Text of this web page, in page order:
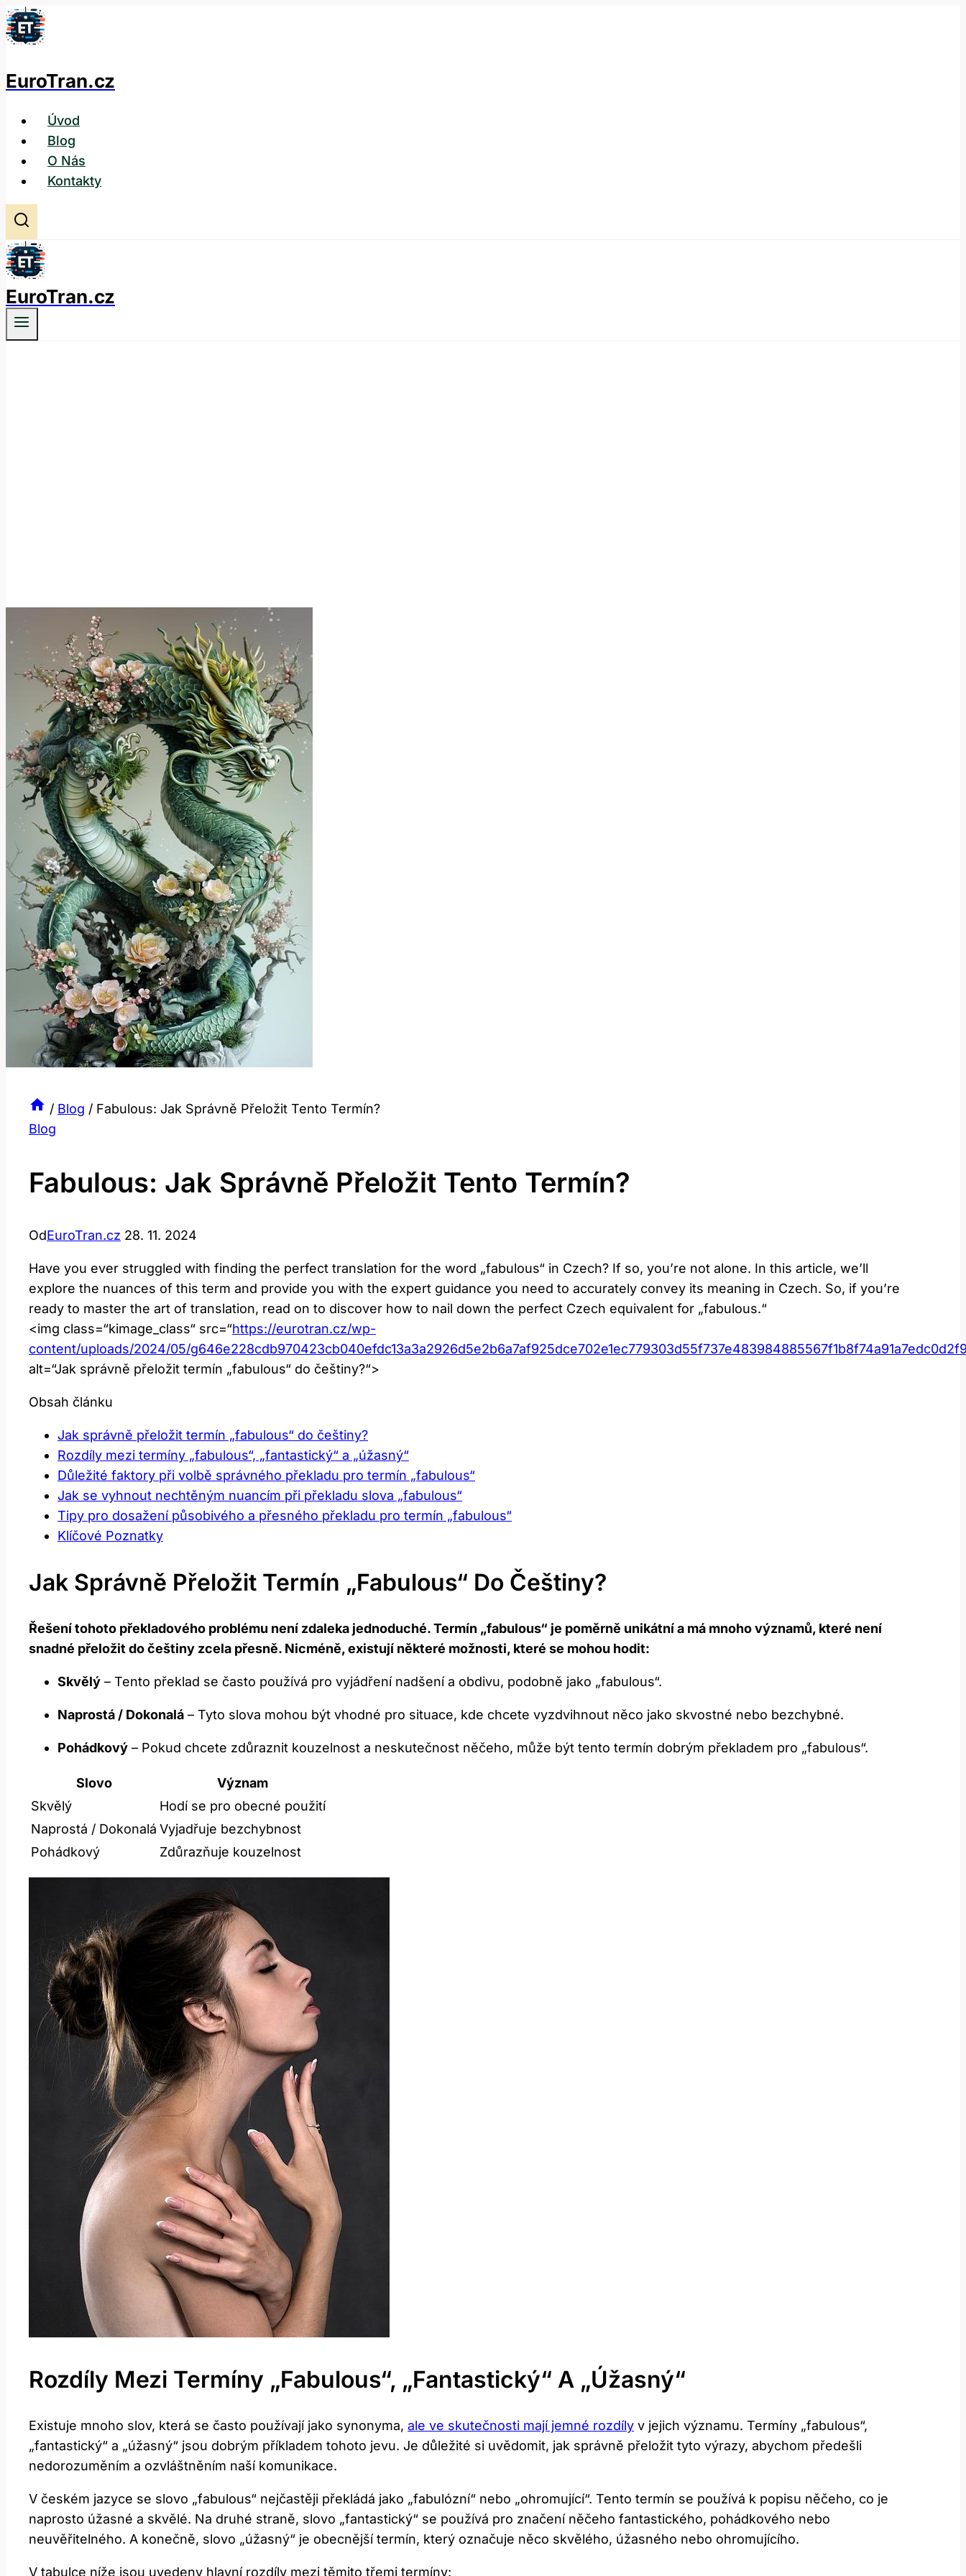
Přeskočit
na
EuroTran.cz
Úvod
Blog
O Nás
Kontakty
EuroTran.cz
/ Blog / Fabulous: Jak Správně Přeložit Tento Termín?
Blog
Fabulous: Jak Správně Přeložit Tento Termín?
OdEuroTran.cz 28. 11. 2024
Have you ever struggled with finding the perfect translation for the word „fabulous“ in Czech? If so, you’re not alone. In this article, we’ll
explore the nuances of this term and provide you with the expert guidance you need to accurately convey its meaning in Czech. So, if you’re
ready to master the art of translation, read on to discover how to nail down the perfect Czech equivalent for „fabulous.“
<img class=“kimage_class“ src=“https://eurotran.cz/wp-
content/uploads/2024/05/
alt=“Jak správně přeložit termín „fabulous“ do češtiny?“>
Obsah článku
Jak správně přeložit termín „fabulous“ do češtiny?
Rozdíly mezi termíny „fabulous“, „fantastický“ a „úžasný“
Důležité faktory při volbě správného překladu pro termín „fabulous“
Jak se vyhnout nechtěným nuancím při překladu slova „fabulous“
Tipy pro dosažení působivého a přesného překladu pro termín „fabulous“
Klíčové Poznatky
Jak Správně Přeložit Termín „fabulous“ Do Češtiny?
Řešení tohoto překladového problému není zdaleka jednoduché. Termín „fabulous“ je poměrně unikátní a má mnoho významů, které není
snadné přeložit do češtiny zcela přesně. Nicméně, existují některé možnosti, které se mohou hodit:
Skvělý – Tento překlad se často používá pro vyjádření nadšení a obdivu, podobně jako „fabulous“.
Naprostá / Dokonalá – Tyto slova mohou být vhodné pro situace, kde chcete vyzdvihnout něco jako skvostné nebo bezchybné.
Pohádkový – Pokud chcete zdůraznit kouzelnost a neskutečnost něčeho, může být tento termín dobrým překladem pro „fabulous“.
Slovo
Význam
Skvělý
Hodí se pro obecné použití
Naprostá / Dokonalá Vyjadřuje bezchybnost
Pohádkový
Zdůrazňuje kouzelnost
Rozdíly Mezi Termíny „fabulous“, „fantastický“ A „úžasný“
Existuje mnoho slov, která se často používají jako synonyma, ale ve skutečnosti mají jemné rozdíly v jejich významu. Termíny „fabulous“,
„fantastický“ a „úžasný“ jsou dobrým příkladem tohoto jevu. Je důležité si uvědomit, jak správně přeložit tyto výrazy, abychom předešli
nedorozuměním a ozvláštněním naší komunikace.
V českém jazyce se slovo „fabulous“ nejčastěji překládá jako „fabulózní“ nebo „ohromující“. Tento termín se používá k popisu něčeho, co je
naprosto úžasné a skvělé. Na druhé straně, slovo „fantastický“ se používá pro značení něčeho fantastického, pohádkového nebo
neuvěřitelného. A konečně, slovo „úžasný“ je obecnější termín, který označuje něco skvělého, úžasného nebo ohromujícího.
V tabulce níže jsou uvedeny hlavní rozdíly mezi těmito třemi termíny: